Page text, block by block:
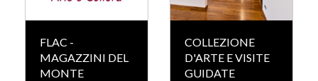
FLAC -
MAGAZZINI DEL
MONTE
COLLEZIONE
D'ARTE E VISITE
GUIDATE